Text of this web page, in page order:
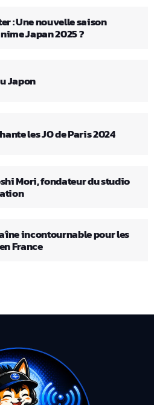
: Une nouvelle saison
Japan 2025 ?
Japon
les JO de Paris 2024
Mori, fondateur du studio
incontournable pour les
France